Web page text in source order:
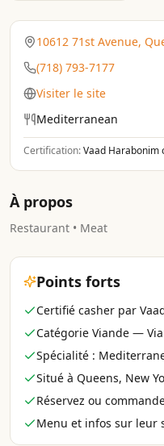
10612 71st Avenue,
(718) 793-7177
Visiter le site
Mediterranean
Certification:Vaad Harabonim
À propos
Restaurant • Meat
Points forts
Certifié casher par
Catégorie Viande —
Spécialité :
Situé à Queens, New
Réservez ou
Menu et infos sur leur